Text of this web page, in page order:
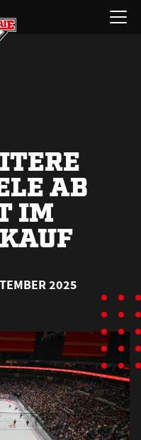
Menü
öffnen
AB
IM
2025